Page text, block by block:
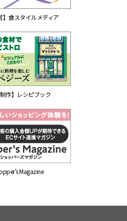
】食スタイルメディア
制作】レシピブック
Magazine